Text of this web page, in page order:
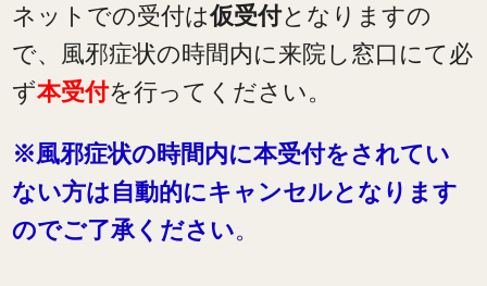
ネットでの受付は仮受付となりますの
で、風邪症状の時間内に来院し窓口にて必
ず本受付を行ってください。
※風邪症状の時間内に本受付をされてい
ない方は自動的にキャンセルとなります
のでご了承ください。